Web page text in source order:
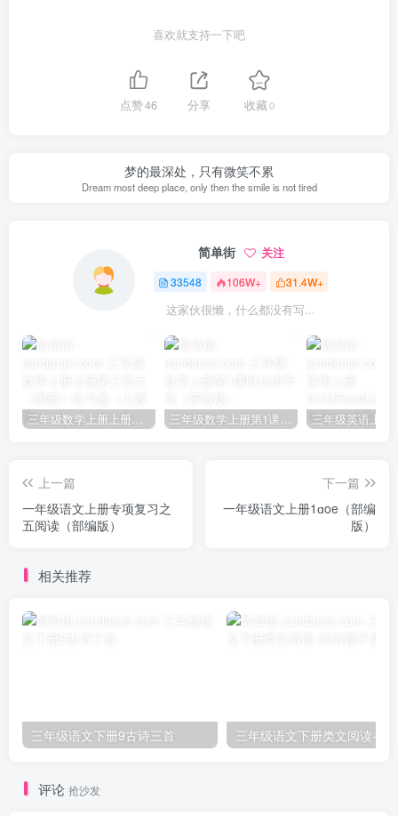
喜欢就支持一下吧
点赞46 分享 收藏0
梦的最深处，只有微笑不累
Dream most deep place, only then the smile is not tired
简单街 关注
33548 106W+ 31.4W+
这家伙很懒，什么都没有写...
上一篇
一年级语文上册专项复习之
五阅读（部编版）
下一篇
一年级语文上册1ɑoe（部编
版）
相关推荐
三年级语文下册9古诗三首
评论 抢沙发